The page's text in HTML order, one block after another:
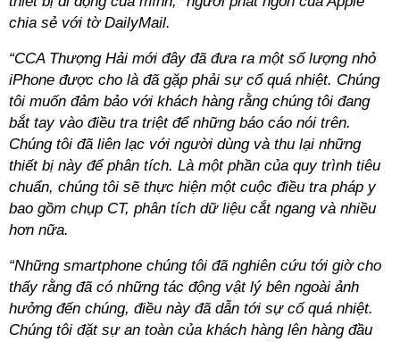
chia sẻ với tờ DailyMail.
“CCA Thượng Hải mới đây đã đưa ra một số lượng nhỏ
iPhone được cho là đã gặp phải sự cố quá nhiệt. Chúng
tôi muốn đảm bảo với khách hàng rằng chúng tôi đang
bắt tay vào điều tra triệt để những báo cáo nói trên.
Chúng tôi đã liên lạc với người dùng và thu lại những
thiết bị này để phân tích. Là một phần của quy trình tiêu
chuẩn, chúng tôi sẽ thực hiện một cuộc điều tra pháp y
bao gồm chụp CT, phân tích dữ liệu cắt ngang và nhiều
hơn nữa.
“Những smartphone chúng tôi đã nghiên cứu tới giờ cho
thấy rằng đã có những tác động vật lý bên ngoài ảnh
hưởng đến chúng, điều này đã dẫn tới sự cố quá nhiệt.
Chúng tôi đặt sự an toàn của khách hàng lên hàng đầu